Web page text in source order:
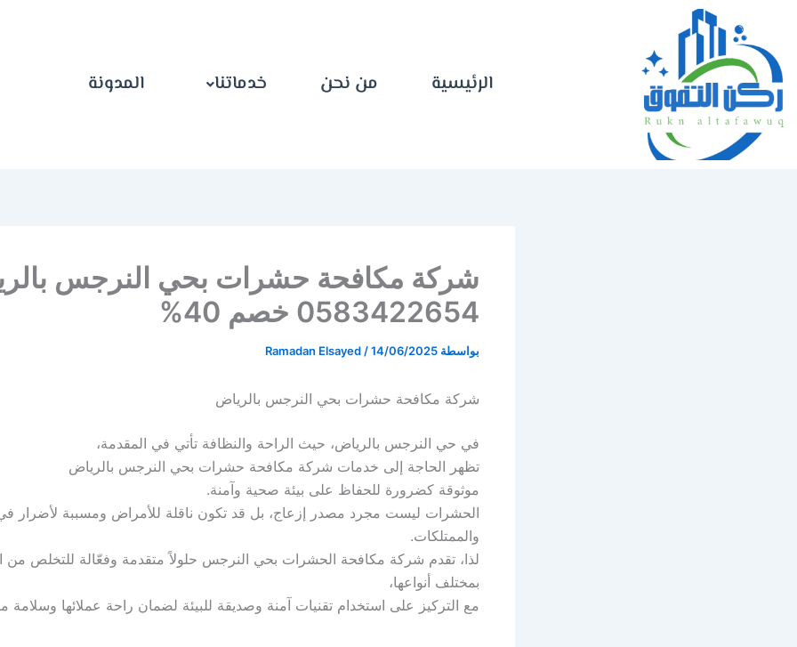
المحتوى
الرئيسية من نحن خدماتنا المدونة
شركة مكافحة حشرات بحي النرجس
0583422654 خصم 40%
بواسطة Ramadan Elsayed /14/06/2025
شركة مكافحة حشرات بحي النرجس بالرياض
في حي النرجس بالرياض، حيث الراحة والنظافة تأتي في المقدمة،
تظهر الحاجة إلى خدمات شركة مكافحة حشرات بحي النرجس بالرياض
موثوقة كضرورة للحفاظ على بيئة صحية وآمنة.
الحشرات ليست مجرد مصدر إزعاج، بل قد تكون ناقلة للأمراض ومسببة لأضرار في
والممتلكات.
لذا، تقدم شركة مكافحة الحشرات بحي النرجس حلولاً متقدمة وفعّالة للتخلص من
بمختلف أنواعها،
مع التركيز على استخدام تقنيات آمنة وصديقة للبيئة لضمان راحة عملائها وسلامة